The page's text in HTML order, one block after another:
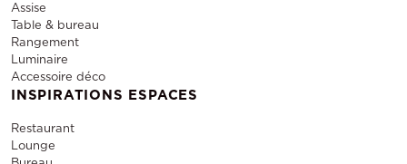
Assise
Table & bureau
Rangement
Luminaire
Accessoire déco
INSPIRATIONS ESPACES
Restaurant
Lounge